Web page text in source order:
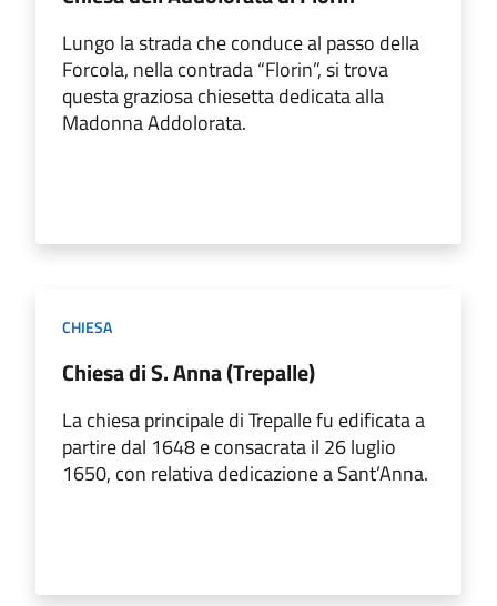
Lungo la strada che conduce al passo della
Forcola, nella contrada “Florin”, si trova
questa graziosa chiesetta dedicata alla
Madonna Addolorata.
CHIESA
Chiesa di S. Anna (Trepalle)
La chiesa principale di Trepalle fu edificata a
partire dal 1648 e consacrata il 26 luglio
1650, con relativa dedicazione a Sant’Anna.